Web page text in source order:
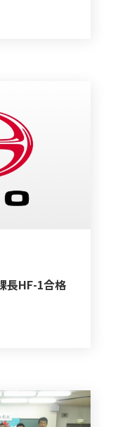
長HF-1合格